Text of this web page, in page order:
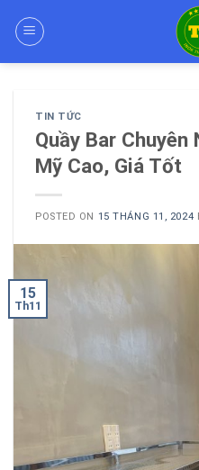
TIN TỨC
Quầy Bar
Mỹ Cao, Giá Tốt
POSTED ON 15 THÁNG 11, 2024
15
Th11